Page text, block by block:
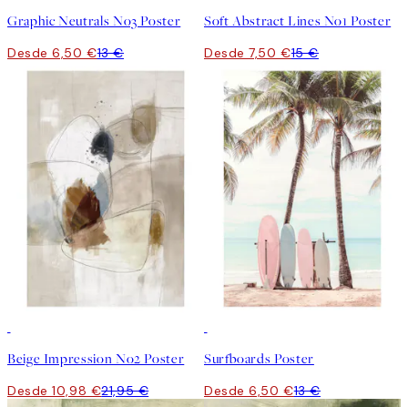
Graphic Neutrals No3 Poster
Desde 6,50 €13 €
Soft Abstract Lines No1 Poster
Desde 7,50 €15 €
Beige Impression No2 Poster
Desde 10,98 €21,95 €
Surfboards Poster
Desde 6,50 €13 €